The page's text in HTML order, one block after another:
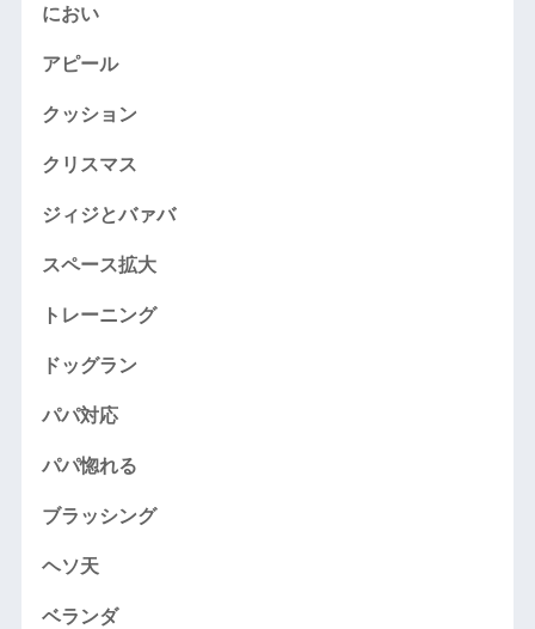
におい
アピール
クッション
クリスマス
ジィジとバァバ
スペース拡大
トレーニング
ドッグラン
パパ対応
パパ惚れる
ブラッシング
ヘソ天
ベランダ